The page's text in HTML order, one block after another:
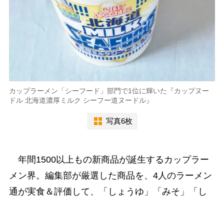
カップラーメン「シーフード」部門で1位に輝いた『カップヌー
ドル 北海道濃厚ミルク シーフー道ヌードル』
写真6枚
年間1500以上もの新商品が誕生するカップラー
メン界。編集部が厳選した商品を、4人のラーメン
通が実食＆評価して、「しょうゆ」「みそ」「し